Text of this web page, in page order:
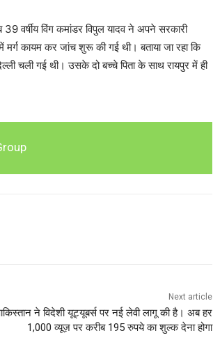
वर्षीय विंग कमांडर विपुल यादव ने अपने सरकारी
कायम कर जांच शुरू की गई थी। बताया जा रहा कि
चली गई थी। उसके दो बच्चे पिता के साथ रायपुर में ही
Next article
ने विदेशी यूट्यूबर्स पर नई लेवी लागू की है। अब हर
1,000 व्यूज़ पर करीब 195 रुपये का शुल्क देना होगा